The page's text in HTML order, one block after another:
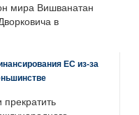
мира Вишванатан
в
ЕС из-за